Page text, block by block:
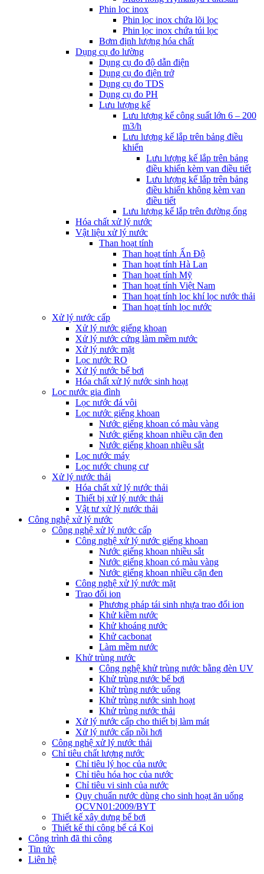
Phin lọc inox
Phin lọc inox chứa lõi lọc
Phin lọc inox chứa túi lọc
Bơm định lượng hóa chất
Dụng cụ đo lường
Dụng cụ đo độ dẫn điện
Dụng cụ đo điện trở
Dụng cụ đo TDS
Dụng cụ đo PH
Lưu lượng kế
Lưu lượng kế công suất lớn 6 – 200
m3/h
Lưu lượng kế lắp trên bảng điều
khiển
Lưu lượng kế lắp trên bảng
điều khiển kèm van điều tiết
Lưu lượng kế lắp trên bảng
điều khiển không kèm van
điều tiết
Lưu lượng kế lắp trên đường ống
Hóa chất xử lý nước
Vật liệu xử lý nước
Than hoạt tính
Than hoạt tính Ấn Độ
Than hoạt tính Hà Lan
Than hoạt tính Mỹ
Than hoạt tính Việt Nam
Than hoạt tính lọc khí lọc nước thải
Than hoạt tính lọc nước
Xử lý nước cấp
Xử lý nước giếng khoan
Xử lý nước cứng làm mềm nước
Xử lý nước mặt
Lọc nước RO
Xử lý nước bể bơi
Hóa chất xử lý nước sinh hoạt
Lọc nước gia đình
Lọc nước đá vôi
Lọc nước giếng khoan
Nước giếng khoan có màu vàng
Nước giếng khoan nhiều cặn đen
Nước giếng khoan nhiều sắt
Lọc nước máy
Lọc nước chung cư
Xử lý nước thải
Hóa chất xử lý nước thải
Thiết bị xử lý nước thải
Vật tư xử lý nước thải
Công nghệ xử lý nước
Công nghệ xử lý nước cấp
Công nghệ xử lý nước giếng khoan
Nước giếng khoan nhiều sắt
Nước giếng khoan có màu vàng
Nước giếng khoan nhiều cặn đen
Công nghệ xử lý nước mặt
Trao đổi ion
Phương pháp tái sinh nhựa trao đổi ion
Khử kiềm nước
Khử khoáng nước
Khử cacbonat
Làm mềm nước
Khử trùng nước
Công nghệ khử trùng nước bằng đèn UV
Khử trùng nước bể bơi
Khử trùng nước uống
Khử trùng nước sinh hoạt
Khử trùng nước thải
Xử lý nước cấp cho thiết bị làm mát
Xử lý nước cấp nồi hơi
Công nghệ xử lý nước thải
Chỉ tiêu chất lượng nước
Chỉ tiêu lý học của nước
Chỉ tiêu hóa học của nước
Chỉ tiêu vi sinh của nước
Quy chuẩn nước dùng cho sinh hoạt ăn uống
QCVN01:2009/BYT
Thiết kế xây dựng bể bơi
Thiết kế thi công bể cá Koi
Công trình đã thi công
Tin tức
Liên hệ